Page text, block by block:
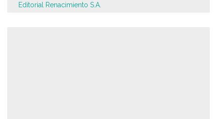
Editorial Renacimiento S.A.